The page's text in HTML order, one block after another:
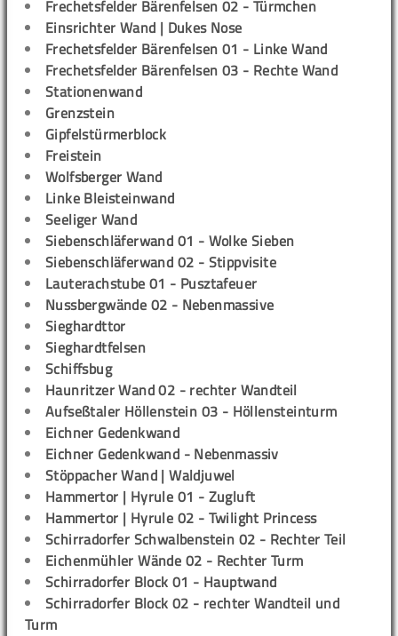
Frechetsfelder Bärenfelsen 02 - Türmchen
Einsrichter Wand | Dukes Nose
Frechetsfelder Bärenfelsen 01 - Linke Wand
Frechetsfelder Bärenfelsen 03 - Rechte Wand
Stationenwand
Grenzstein
Gipfelstürmerblock
Freistein
Wolfsberger Wand
Linke Bleisteinwand
Seeliger Wand
Siebenschläferwand 01 - Wolke Sieben
Siebenschläferwand 02 - Stippvisite
Lauterachstube 01 - Pusztafeuer
Nussbergwände 02 - Nebenmassive
Sieghardttor
Sieghardtfelsen
Schiffsbug
Haunritzer Wand 02 - rechter Wandteil
Aufseßtaler Höllenstein 03 - Höllensteinturm
Eichner Gedenkwand
Eichner Gedenkwand - Nebenmassiv
Stöppacher Wand | Waldjuwel
Hammertor | Hyrule 01 - Zugluft
Hammertor | Hyrule 02 - Twilight Princess
Schirradorfer Schwalbenstein 02 - Rechter Teil
Eichenmühler Wände 02 - Rechter Turm
Schirradorfer Block 01 - Hauptwand
Schirradorfer Block 02 - rechter Wandteil und
Turm